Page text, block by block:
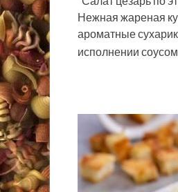
Нежная жареная
ароматные
исполнении